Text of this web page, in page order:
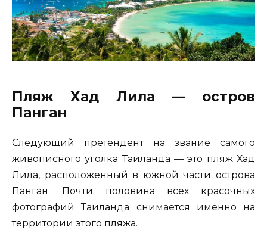
Пляж Хад Лила — остров
Панган
Следующий претендент на звание самого
живописного уголка Таиланда — это пляж Хад
Лила, расположенный в южной части острова
Панган. Почти половина всех красочных
фотографий Таиланда снимается именно на
территории этого пляжа.